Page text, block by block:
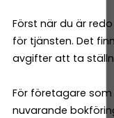
Först när du är
för tjänsten. Det
avgifter att ta
För företagare
nuvarande